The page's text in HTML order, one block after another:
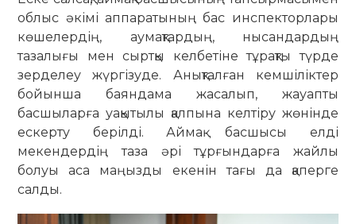
облыс әкімі аппаратының бас инспекторлары
көшелердің, аумақтардың, нысандардың
тазалығы мен сыртқы келбетіне тұрақты түрде
зерделеу жүргізуде. Анықталған кемшіліктер
бойынша баяндама жасалып, жауапты
басшыларға уақытылы қалпына келтіру жөнінде
ескерту берілді. Аймақ басшысы елді
мекендердің таза әрі тұрғындарға жайлы
болуы аса маңызды екенін тағы да қаперге
салды.